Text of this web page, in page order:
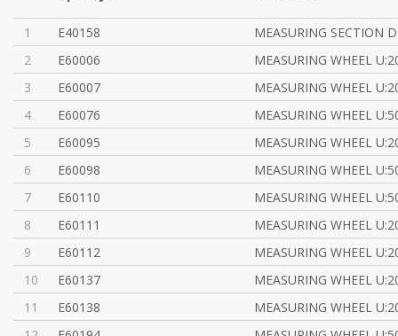
1 E40158
MEASURING SECTION
2
E60006
MEASURING WHEEL
3
E60007
MEASURING WHEEL
4
E60076
MEASURING WHEEL
5
E60095
MEASURING WHEEL
6
E60098
MEASURING WHEEL
7
E60110
MEASURING WHEEL
8
E60111
MEASURING WHEEL
9
E60112
MEASURING WHEEL
10
E60137
MEASURING WHEEL
11
E60138
MEASURING WHEEL